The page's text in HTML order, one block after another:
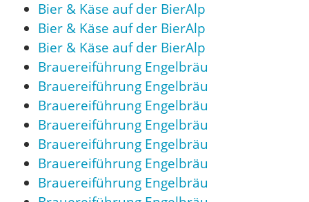
Bier & Käse auf der BierAlp
Bier & Käse auf der BierAlp
Bier & Käse auf der BierAlp
Brauereiführung Engelbräu
Brauereiführung Engelbräu
Brauereiführung Engelbräu
Brauereiführung Engelbräu
Brauereiführung Engelbräu
Brauereiführung Engelbräu
Brauereiführung Engelbräu